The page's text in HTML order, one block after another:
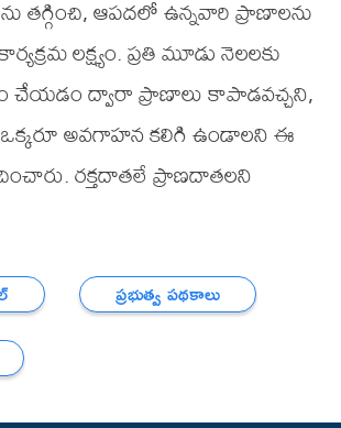
తగ్గించి, ఆపదలో ఉన్నవారి ప్రాణాలను
లక్ష్యం. ప్రతి మూడు నెలలకు
చేయడం ద్వారా ప్రాణాలు కాపాడవచ్చని,
ఒక్కరూ అవగాహన కలిగి ఉండాలని ఈ
రక్తదాతలే ప్రాణదాతలని
ప్రభుత్వ పథకాలు